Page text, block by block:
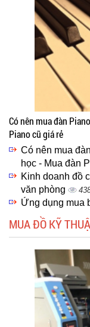
Có nên mua đàn
Piano cũ giá rẻ
Có nên mua
học - Mua đàn
Kinh doanh đồ
văn phòng
Ứng dụng mua
MUA ĐỒ KỸ